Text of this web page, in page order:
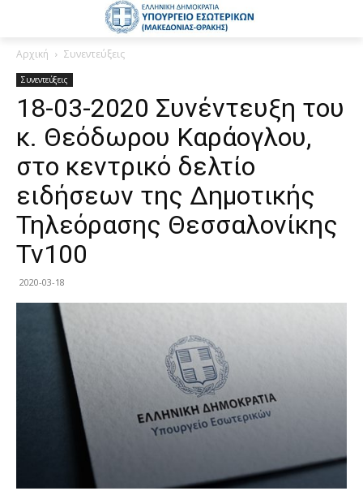
Αρχική Συνεντεύξεις
Συνεντεύξεις
18-03-2020 Συνέντευξη του
κ. Θεόδωρου Καράογλου,
στο κεντρικό δελτίο
ειδήσεων της Δημοτικής
Τηλεόρασης Θεσσαλονίκης
Tv100
2020-03-18